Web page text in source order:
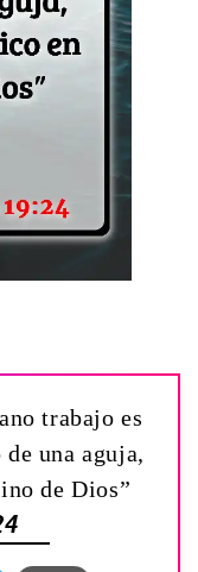
trabajo es
una aguja,
de Dios”